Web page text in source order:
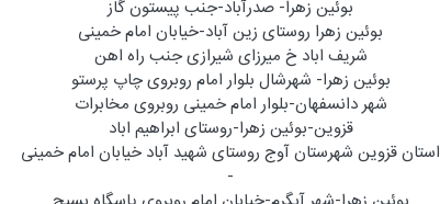
بوئین زهرا- صدرآباد-جنب پیستون گاز
بوئین زهرا روستای زین آباد-خیابان امام خمینی
شریف اباد خ میرزای شیرازی جنب راه اهن
بوئین زهرا- شهرشال بلوار امام روبروی چاپ پرستو
شهر دانسفهان-بلوار امام خمینی روبروی مخابرات
قزوین-بوئین زهرا-روستای ابراهیم اباد
استان قزوین شهرستان آوج روستای شهید آباد خیابان امام خمینی
-